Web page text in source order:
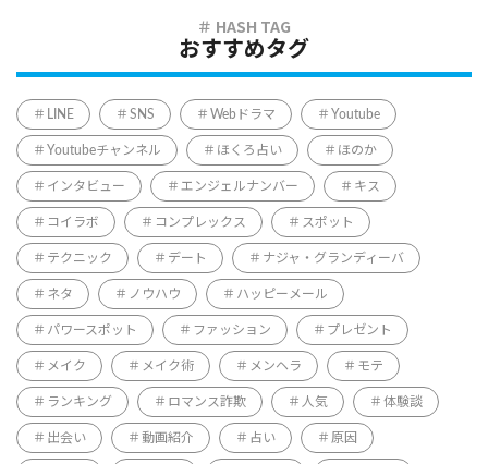
おすすめタグ
LINE SNS Webドラマ Youtube
Youtubeチャンネル ほくろ占い ほのか
インタビュー エンジェルナンバー キス
コイラボ コンプレックス スポット
テクニック デート ナジャ・グランディーバ
ネタ ノウハウ ハッピーメール
パワースポット ファッション プレゼント
メイク メイク術 メンヘラ モテ
ランキング ロマンス詐欺 人気 体験談
出会い 動画紹介 占い 原因